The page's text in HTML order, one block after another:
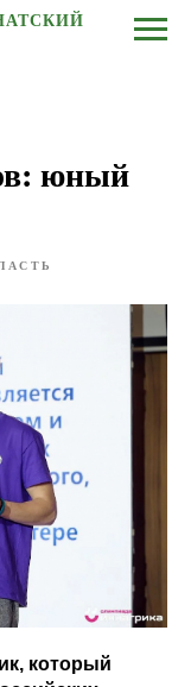
юный
который